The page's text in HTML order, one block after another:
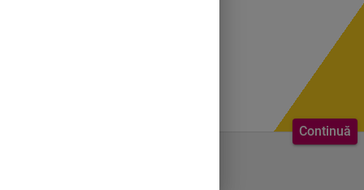
Continuă